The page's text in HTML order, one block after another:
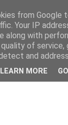
from Google
Your IP
along with
of service,
and
LEARN MORE